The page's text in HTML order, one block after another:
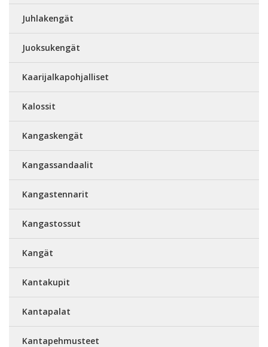
Juhlakengät
Juoksukengät
Kaarijalkapohjalliset
Kalossit
Kangaskengät
Kangassandaalit
Kangastennarit
Kangastossut
Kangät
Kantakupit
Kantapalat
Kantapehmusteet